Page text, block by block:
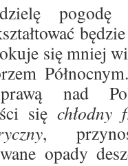
pogodę
się mniej
nad
się chłodny
,
opady